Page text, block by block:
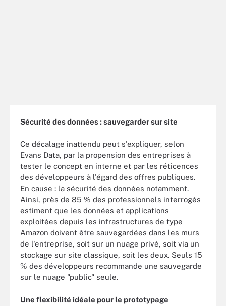
Sécurité des données : sauvegarder sur site
Ce décalage inattendu peut s'expliquer, selon
Evans Data, par la propension des entreprises à
tester le concept en interne et par les réticences
des développeurs à l'égard des offres publiques.
En cause : la sécurité des données notamment.
Ainsi, près de 85 % des professionnels interrogés
estiment que les données et applications
exploitées depuis les infrastructures de type
Amazon doivent être sauvegardées dans les murs
de l'entreprise, soit sur un nuage privé, soit via un
stockage sur site classique, soit les deux. Seuls 15
% des développeurs recommande une sauvegarde
sur le nuage "public" seule.
Une flexibilité idéale pour le prototypage